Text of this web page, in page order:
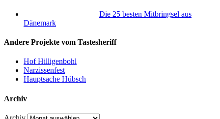
Die 25 besten Mitbringsel aus
Dänemark
Andere Projekte vom Tastesheriff
Hof Hilligenbohl
Narzissenfest
Hauptsache Hübsch
Archiv